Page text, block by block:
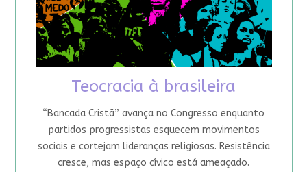
Teocracia à brasileira
“Bancada Cristã” avança no Congresso enquanto
partidos progressistas esquecem movimentos
sociais e cortejam lideranças religiosas. Resistência
cresce, mas espaço cívico está ameaçado.